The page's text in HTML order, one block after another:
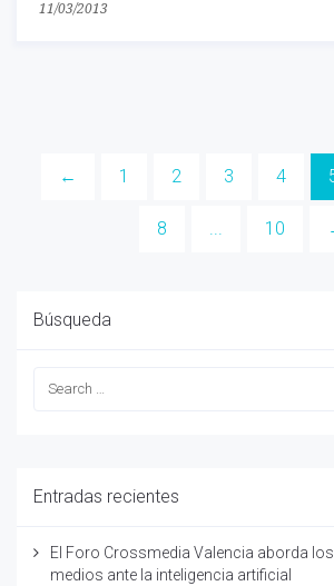
11/03/2013
← 1 2 3 4
8 ... 10
Búsqueda
Entradas recientes
El Foro Crossmedia Valencia aborda
medios ante la inteligencia artificial